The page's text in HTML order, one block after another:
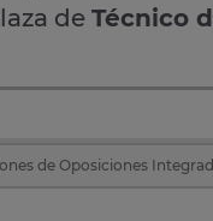
de Técnico
de Oposiciones